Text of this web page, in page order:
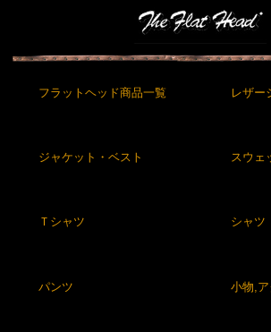
フラットヘッド商品一覧 レザー
ジャケット・ベスト スウェ
Ｔシャツ シャツ
パンツ 小物,